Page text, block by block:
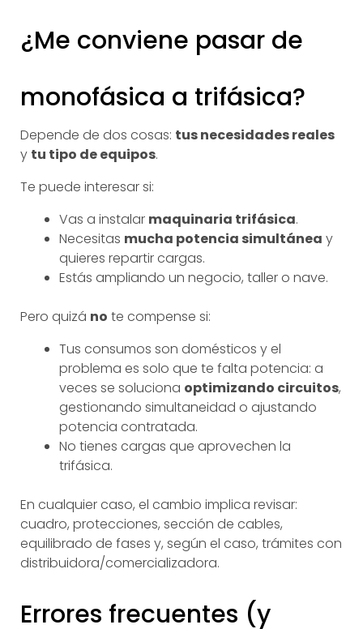
¿Me conviene pasar de
monofásica a trifásica?
Depende de dos cosas: tus necesidades reales
y tu tipo de equipos.
Te puede interesar si:
Vas a instalar maquinaria trifásica.
Necesitas mucha potencia simultánea y
quieres repartir cargas.
Estás ampliando un negocio, taller o nave.
Pero quizá no te compense si:
Tus consumos son domésticos y el
problema es solo que te falta potencia: a
veces se soluciona optimizando circuitos,
gestionando simultaneidad o ajustando
potencia contratada.
No tienes cargas que aprovechen la
trifásica.
En cualquier caso, el cambio implica revisar:
cuadro, protecciones, sección de cables,
equilibrado de fases y, según el caso, trámites con
distribuidora/comercializadora.
Errores frecuentes (y